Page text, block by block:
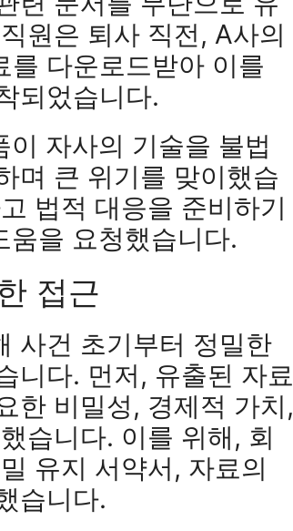
원은 퇴사 직전, A사의
를 다운로드받아 이를
되었습니다.
자사의 기술을 불법
며 큰 위기를 맞이했습
법적 대응을 준비하기
움을 요청했습니다.
접근
사건 초기부터 정밀한
니다. 먼저, 유출된 자료
한 비밀성, 경제적 가치,
습니다. 이를 위해, 회
유지 서약서, 자료의
습니다.